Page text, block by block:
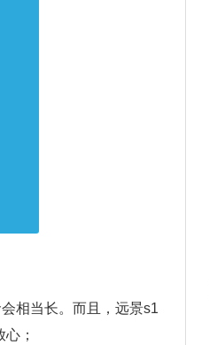
相当长。而且，远景s1
；